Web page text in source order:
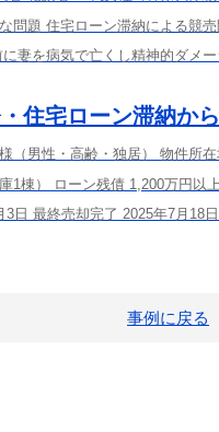
問題 住宅ローン滞納による競
妻を病気で亡くし精神的ダメ
住宅ローン滞納か
（男性・高齢・独居） 物件所
1棟） ローン残債 1,200万円
日 最終売却完了 2025年7月18
事例に戻る